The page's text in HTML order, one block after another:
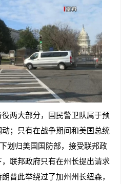
两大部分，国民警卫队属于预
；只有在战争期间和美国总统
划归美国国防部，接受联邦政
联邦政府只有在州长提出请求
普此举绕过了加州州长纽森，